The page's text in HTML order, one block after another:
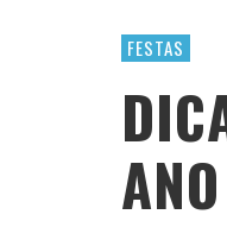
FESTAS